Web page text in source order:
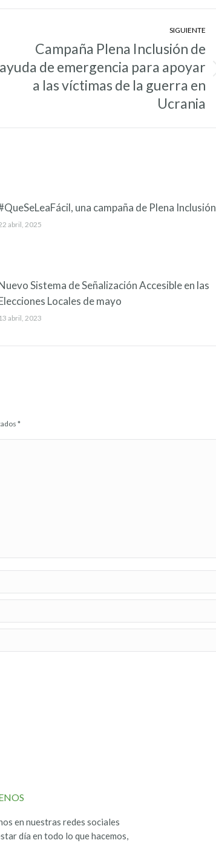
SIGUIENTE
Entrada
siguiente:
Campaña Plena Inclusión de
ayuda de emergencia para apoyar
a las víctimas de la guerra en
Ucrania
una campaña de Plena Inclusión
abril, 2025
Sistema de Señalización Accesible en las
Locales de mayo
13 abril, 2023
*
en nuestras redes sociales
día en todo lo que hacemos,